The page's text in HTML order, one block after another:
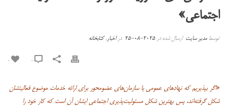
اجتماعی»
توسطمدیر سایت ارسال شده در 2025-08-25 دراخبار,کتابخانه
0
«اگر بپذیریم که نهادهای عمومی یا سازمان‌های عضومحور برای ارائه خدمات موضوع فعالیتشان
شکل گرفته‌اند، پس بهترین شکل مسئولیت‌پذیری اجتماعی ایشان آن است که کار خود را